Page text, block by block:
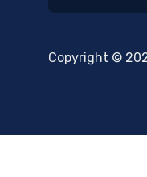
Copyright ©